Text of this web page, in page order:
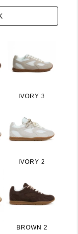
IVORY 3
IVORY 2
BROWN 2